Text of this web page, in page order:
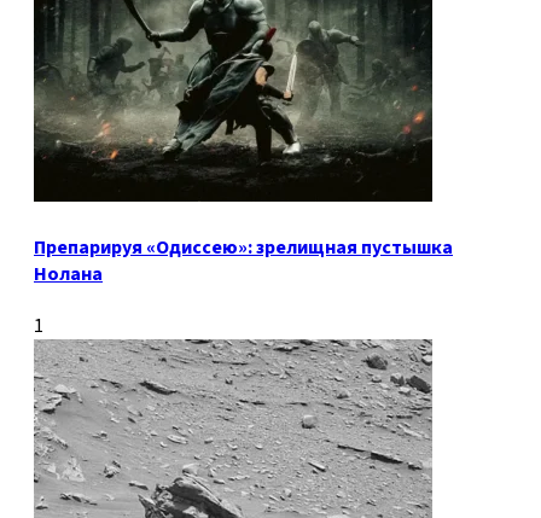
Препарируя «Одиссею»: зрелищная пустышка
Нолана
1